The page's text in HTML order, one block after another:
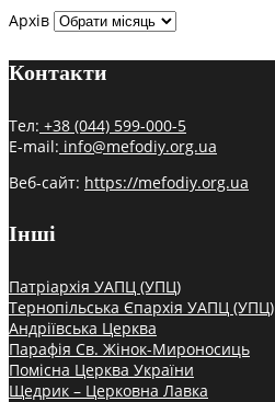
Архів
Контакти
Тел: +38 (044) 599-000-5
E-mail: info@mefodiy.org.ua
Веб-сайт: https://mefodiy.org.ua
Інші
Патріархія УАПЦ (УПЦ)
Тернопільська Єпархія УАПЦ (УПЦ)
Андріївська Церква
Парафія Св. Жінок-Мироносиць
Помісна Церква України
Щедрик – Церковна Лавка